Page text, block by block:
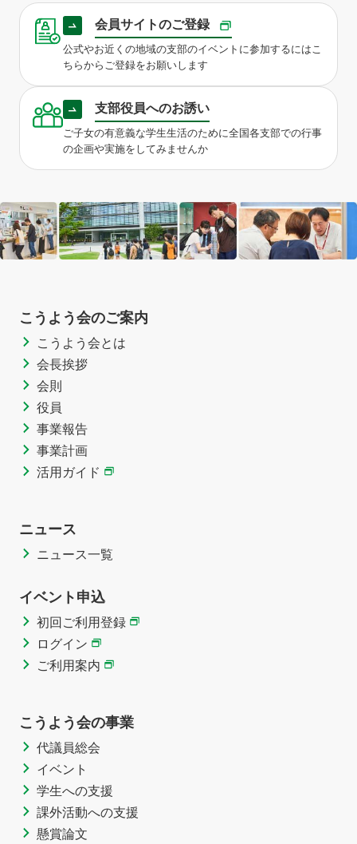
会員サイトのご登録
公式やお近くの地域の支部のイベントに参加するにはこ
ちらからご登録をお願いします
支部役員へのお誘い
ご子女の有意義な学生生活のために全国各支部での行事
の企画や実施をしてみませんか
こうよう会のご案内
こうよう会とは
会長挨拶
会則
役員
事業報告
事業計画
活用ガイド
ニュース
ニュース一覧
イベント申込
初回ご利用登録
ログイン
ご利用案内
こうよう会の事業
代議員総会
イベント
学生への支援
課外活動への支援
懸賞論文